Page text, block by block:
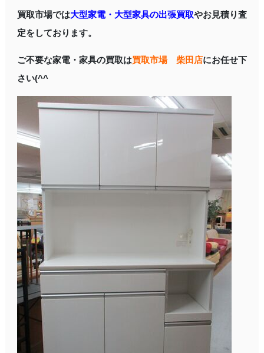
買取市場では大型家電・大型家具の出張買取やお見積り査
定をしております。
ご不要な家電・家具の買取は買取市場 柴田店にお任せ下
さい(^^